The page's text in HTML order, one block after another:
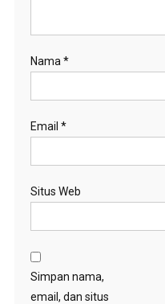
Nama *
Email *
Situs Web
Simpan nama,
email, dan situs